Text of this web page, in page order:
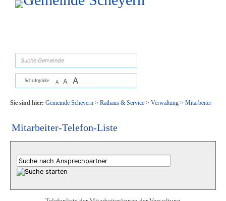
Zum Inhalt, zur Navigationoder zur Startseite springen.
Schriftgröße A A A
Sie sind hier: Gemeinde Scheyern> Rathaus & Service> Verwaltung> Mitarbeiter
Mitarbeiter-Telefon-Liste